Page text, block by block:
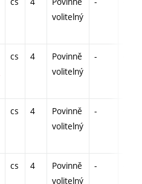
volitelný
cs 4
Povinně
volitelný
-
cs 4
Povinně
volitelný
-
cs 4
Povinně
volitelný
-